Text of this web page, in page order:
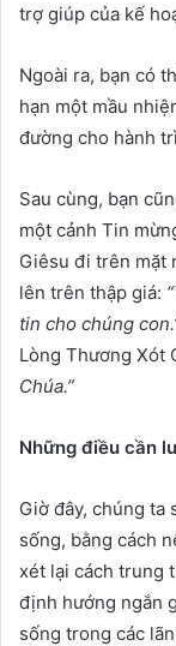
trợ giúp của kế
Ngoài ra, bạn có
hạn một mầu
đường cho hành
Sau cùng, bạn
một cảnh Tin
Giêsu đi trên mặt
lên trên thập giá:
tin cho chúng
Lòng Thương Xót
Chúa.”
Những điều cần
Giờ đây, chúng ta
sống, bằng cách
xét lại cách trung
định hướng ngắn
sống trong các